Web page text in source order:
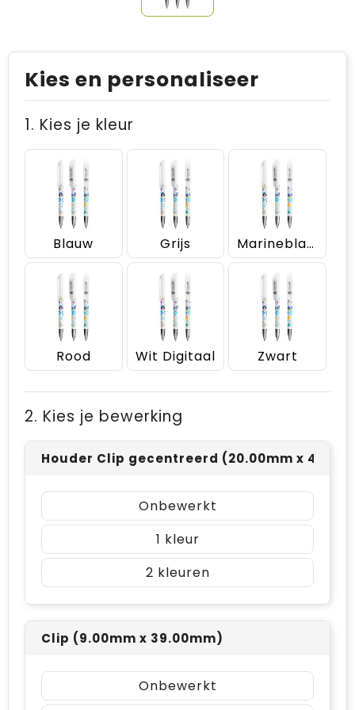
Kies en personaliseer
1. Kies je kleur
Blauw Grijs Marineblauw
Rood Wit Digitaal Zwart
2. Kies je bewerking
Houder Clip gecentreerd (20.00mm x
Onbewerkt
1
2
Clip (9.00mm x 39.00mm)
Onbewerkt